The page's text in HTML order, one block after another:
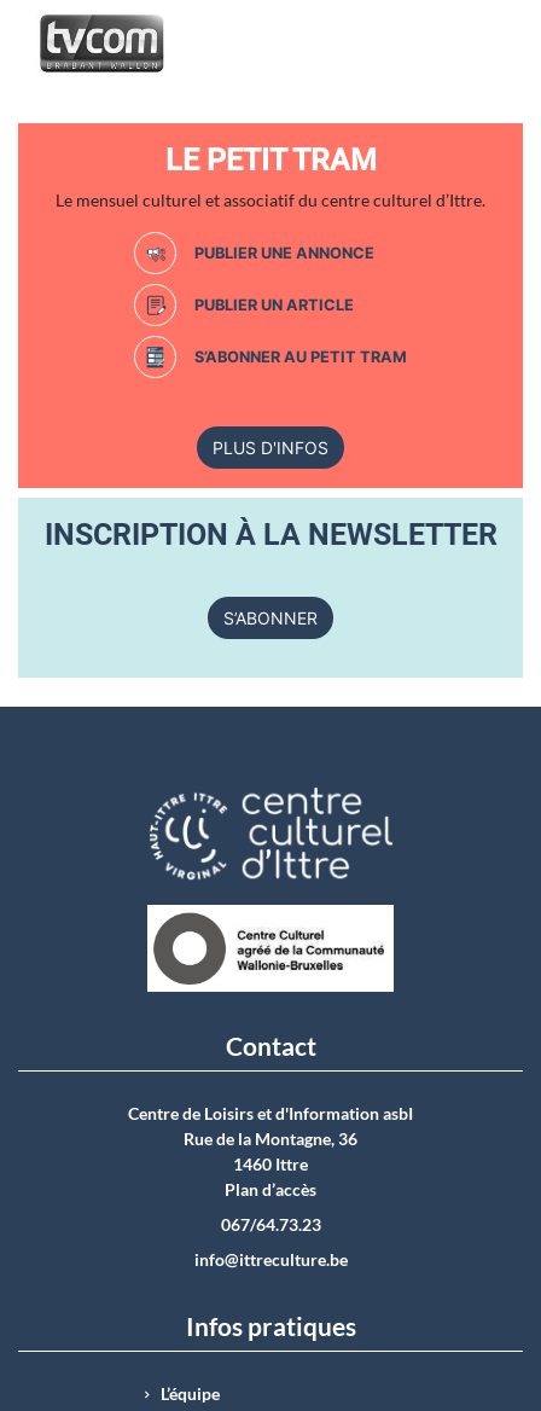
LE PETIT TRAM
Le mensuel culturel et associatif du centre culturel d’Ittre.
PUBLIER UNE ANNONCE
PUBLIER UN ARTICLE
S’ABONNER AU PETIT TRAM
PLUS D'INFOS
INSCRIPTION À LA NEWSLETTER
S’ABONNER
Contact
Centre de Loisirs et d'Information asbI
Rue de la Montagne, 36
1460 Ittre
Plan d’accès
067/64.73.23
info@ittreculture.be
Infos pratiques
L’équipe